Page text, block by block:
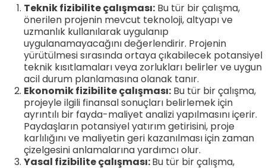
Teknik fizibilite çalışması: Bu tür bir çalışma,
önerilen projenin mevcut teknoloji, altyapı ve
uzmanlık kullanılarak uygulanıp
uygulanamayacağını değerlendirir. Projenin
yürütülmesi sırasında ortaya çıkabilecek potansiyel
teknik kısıtlamaları veya zorlukları belirler ve uygun
acil durum planlamasına olanak tanır.
Ekonomik fizibilite çalışması: Bu tür bir çalışma,
projeyle ilgili finansal sonuçları belirlemek için
ayrıntılı bir fayda-maliyet analizi yapılmasını içerir.
Paydaşların potansiyel yatırım getirisini, proje
karlılığını ve maliyetin geri kazanılması için zaman
çizelgesini anlamalarına yardımcı olur.
Yasal fizibilite çalışması:Bu tür bir çalışma,